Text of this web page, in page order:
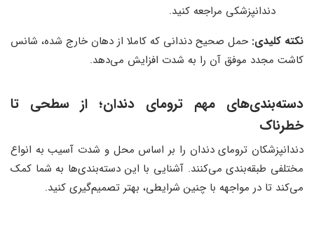
دندانپزشکی مراجعه کنید.
نکته کلیدی: حمل صحیح دندانی که کاملا از دهان خارج شده، شانس
کاشت مجدد موفق آن را به شدت افزایش می‌دهد.
دسته‌بندی‌های مهم ترومای دندان؛ از سطحی تا
خطرناک
دندانپزشکان ترومای دندان را بر اساس محل و شدت آسیب به انواع
مختلفی طبقه‌بندی می‌کنند. آشنایی با این دسته‌بندی‌ها به شما کمک
می‌کند تا در مواجهه با چنین شرایطی، بهتر تصمیم‌گیری کنید.